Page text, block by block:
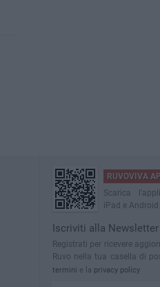
RUVOVIVA
Scarica
iPad e
Iscriviti alla Newsletter
Registrati per ricevere
Ruvo nella tua casella di
termini e la privacy policy